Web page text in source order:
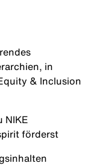
in
& Inclusion
NIKE
förderst